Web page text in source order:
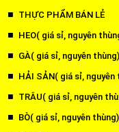
THỰC PHẨM BÁN LẺ
HEO( giá sỉ, nguyên
GÀ( giá sỉ, nguyên thùng)
HẢI SẢN( giá sỉ, nguyên
TRÂU( giá sỉ, nguyên
BÒ( giá sỉ, nguyên thùng)